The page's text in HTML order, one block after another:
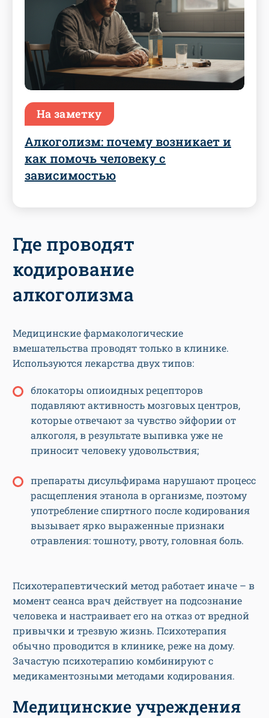
На заметку
Алкоголизм: почему возникает и
как помочь человеку с
зависимостью
Где проводят
кодирование
алкоголизма
Медицинские фармакологические
вмешательства проводят только в клинике.
Используются лекарства двух типов:
блокаторы опиоидных рецепторов
подавляют активность мозговых центров,
которые отвечают за чувство эйфории от
алкоголя, в результате выпивка уже не
приносит человеку удовольствия;
препараты дисульфирама нарушают процесс
расщепления этанола в организме, поэтому
употребление спиртного после кодирования
вызывает ярко выраженные признаки
отравления: тошноту, рвоту, головная боль.
Психотерапевтический метод работает иначе – в
момент сеанса врач действует на подсознание
человека и настраивает его на отказ от вредной
привычки и трезвую жизнь. Психотерапия
обычно проводится в клинике, реже на дому.
Зачастую психотерапию комбинируют с
медикаментозными методами кодирования.
Медицинские учреждения